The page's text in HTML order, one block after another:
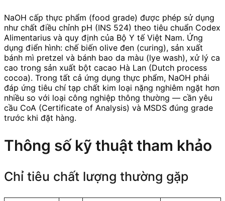
NaOH cấp thực phẩm (food grade) được phép sử dụng
như chất điều chỉnh pH (INS 524) theo tiêu chuẩn Codex
Alimentarius và quy định của Bộ Y tế Việt Nam. Ứng
dụng điển hình: chế biến olive đen (curing), sản xuất
bánh mì pretzel và bánh bao da màu (lye wash), xử lý ca
cao trong sản xuất bột cacao Hà Lan (Dutch process
cocoa). Trong tất cả ứng dụng thực phẩm, NaOH phải
đáp ứng tiêu chí tạp chất kim loại nặng nghiêm ngặt hơn
nhiều so với loại công nghiệp thông thường — cần yêu
cầu CoA (Certificate of Analysis) và MSDS đúng grade
trước khi đặt hàng.
Thông số kỹ thuật tham khảo
Chỉ tiêu chất lượng thường gặp